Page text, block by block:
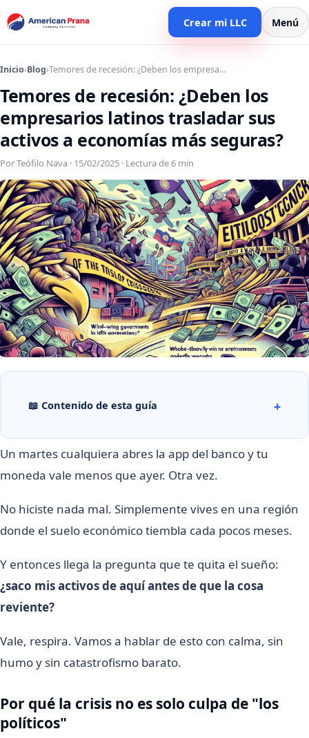
Crear mi LLC Menú
Inicio›Blog›Temores de recesión: ¿Deben los empresa…
Temores de recesión: ¿Deben los
empresarios latinos trasladar sus
activos a economías más seguras?
Por Teófilo Nava · 15/02/2025 · Lectura de 6 min
📖 Contenido de esta guía
Un martes cualquiera abres la app del banco y tu
moneda vale menos que ayer. Otra vez.
No hiciste nada mal. Simplemente vives en una región
donde el suelo económico tiembla cada pocos meses.
Y entonces llega la pregunta que te quita el sueño:
¿saco mis activos de aquí antes de que la cosa
reviente?
Vale, respira. Vamos a hablar de esto con calma, sin
humo y sin catastrofismo barato.
Por qué la crisis no es solo culpa de "los
políticos"